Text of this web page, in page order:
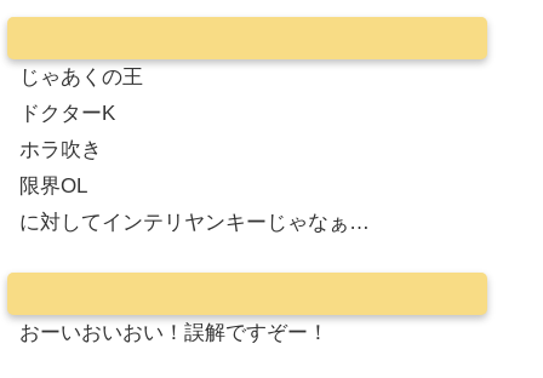
じゃあくの王
ドクターK
ホラ吹き
限界OL
に対してインテリヤンキーじゃなぁ…
おーいおいおい！誤解ですぞー！